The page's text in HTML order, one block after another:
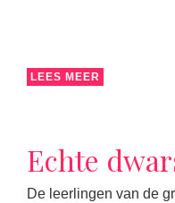
LEES MEER
Echte
De leerlingen van de